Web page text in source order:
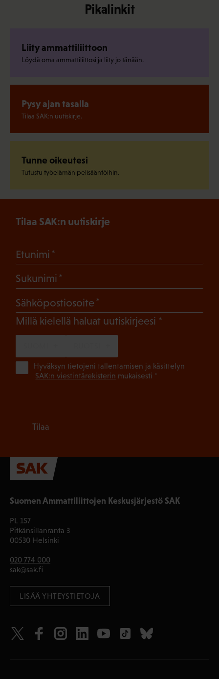
Pikalinkit
Liity ammattiliittoon
Löydä oma ammattiliittosi ja liity jo tänään.
Pysy ajan tasalla
Tilaa SAK:n uutiskirje.
Tunne oikeutesi
Tutustu työelämän pelisääntöihin.
Suomen Ammattiliittojen Keskusjärjestö SAK
PL 157
Pitkänsillanranta 3
00530 Helsinki
020 774 000
sak@sak.fi
LISÄÄ YHTEYSTIETOJA
Tilaa SAK:n uutiskirje
Etunimi
Sukunimi
Sähköpostiosoite
Millä kielellä haluat uutiskirjeesi (Pakollinen)
Hyväksyn tietojeni tallentamisen ja käsittelyn
SAK:n viestintärekisterin mukaisesti *
Tilaa